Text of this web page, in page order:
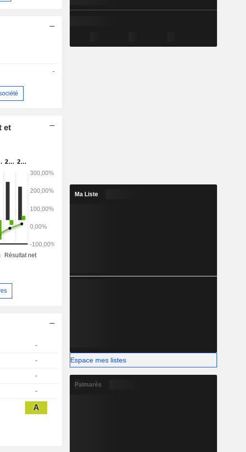
-
et
-
-
-
-
A
Ma Liste
Espace mes listes
Palmarès